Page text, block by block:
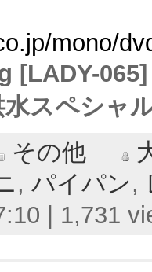
mono/
[LADY-
スペシャ
その他
, パイパン,
| 1,731